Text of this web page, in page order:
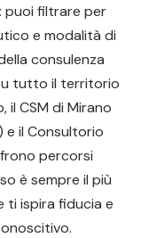
puoi filtrare per
e modalità di
consulenza
tutto il territorio
il CSM di Mirano
e il Consultorio
percorsi
è sempre il più
ti ispira fiducia e